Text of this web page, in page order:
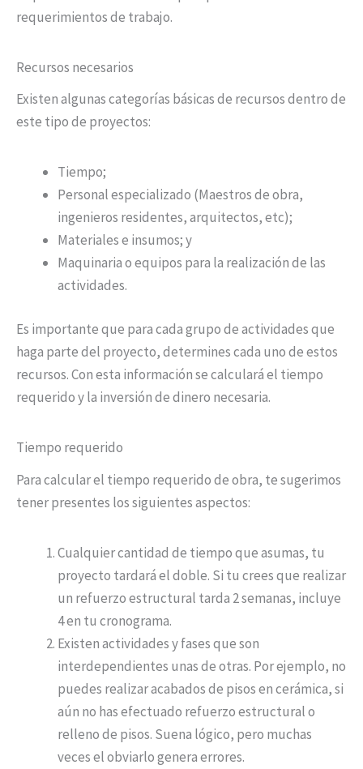
requerimientos de trabajo.
Recursos necesarios
Existen algunas categorías básicas de recursos dentro de
este tipo de proyectos:
Tiempo;
Personal especializado (Maestros de obra,
ingenieros residentes, arquitectos, etc);
Materiales e insumos; y
Maquinaria o equipos para la realización de las
actividades.
Es importante que para cada grupo de actividades que
haga parte del proyecto, determines cada uno de estos
recursos. Con esta información se calculará el tiempo
requerido y la inversión de dinero necesaria.
Tiempo requerido
Para calcular el tiempo requerido de obra, te sugerimos
tener presentes los siguientes aspectos:
Cualquier cantidad de tiempo que asumas, tu
proyecto tardará el doble. Si tu crees que realizar
un refuerzo estructural tarda 2 semanas, incluye
4 en tu cronograma.
Existen actividades y fases que son
interdependientes unas de otras. Por ejemplo, no
puedes realizar acabados de pisos en cerámica, si
aún no has efectuado refuerzo estructural o
relleno de pisos. Suena lógico, pero muchas
veces el obviarlo genera errores.